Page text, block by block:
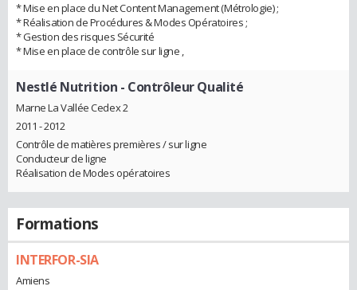
* Mise en place du Net Content Management (Métrologie) ;
* Réalisation de Procédures & Modes Opératoires ;
* Gestion des risques Sécurité
* Mise en place de contrôle sur ligne ,
Nestlé Nutrition - Contrôleur Qualité
Marne La Vallée Cedex 2
2011 - 2012
Contrôle de matières premières / sur ligne
Conducteur de ligne
Réalisation de Modes opératoires
Formations
INTERFOR-SIA
Amiens